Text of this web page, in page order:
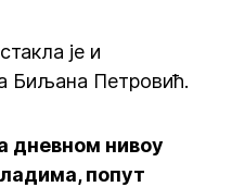
је и
Биљана Петровић.
дневном нивоу
попут